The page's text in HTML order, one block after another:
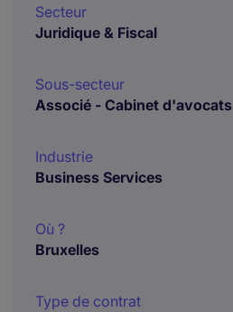
Secteur
Juridique & Fiscal
Sous-secteur
Associé - Cabinet d'avocats
Industrie
Business Services
Où ?
Bruxelles
Type de contrat